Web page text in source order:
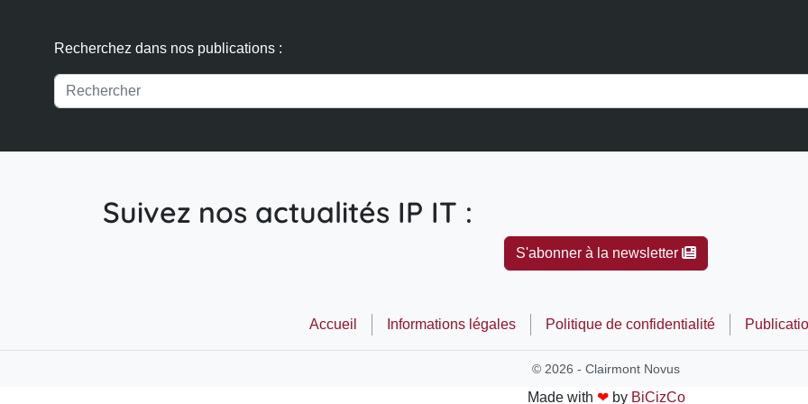
Recherchez dans nos publications :
Suivez nos actualités IP IT :
S'abonner à la newsletter
Accueil Informations légales Politique de confidentialité
© 2026 - Clairmont Novus
Made with ❤by BiCizCo